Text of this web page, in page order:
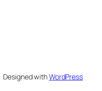
Designed withWordPress